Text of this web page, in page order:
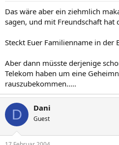
Das wäre aber ein ziehmlich
sagen, und mit Freundschaft hat
Steckt Euer Familienname in der
Aber dann müsste derjenige
Telekom haben um eine
rauszubekommen.....
D Dani
Guest